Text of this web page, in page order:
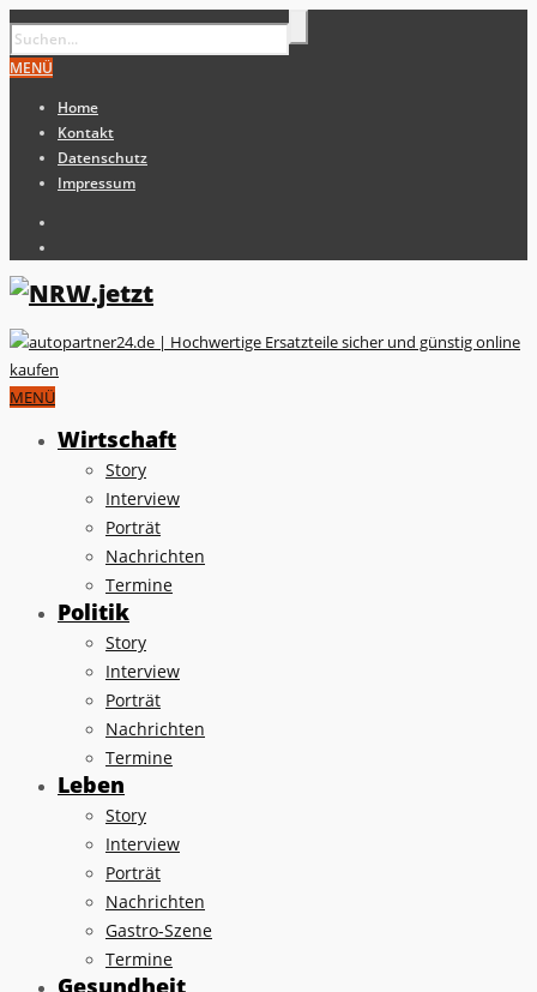
MENÜ
Home
Kontakt
Datenschutz
Impressum
MENÜ
Wirtschaft
Story
Interview
Porträt
Nachrichten
Termine
Politik
Story
Interview
Porträt
Nachrichten
Termine
Leben
Story
Interview
Porträt
Nachrichten
Gastro-Szene
Termine
Gesundheit